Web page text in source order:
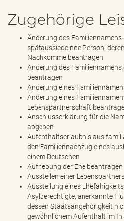
Zugehörige
Änderung des Familiennamens
spätaussiedelnde Person,
Nachkomme beantragen
Änderung des Familiennamens
beantragen
Änderung eines
Änderung eines
Lebenspartnerschaft
Anschlusserklärung für die
abgeben
Aufenthaltserlaubnis aus
den Familiennachzug eines
einem Deutschen
Aufhebung der Ehe beantragen
Ausstellen einer
Ausstellung eines
Asylberechtigte, anerkannte
dessen Staatsangehörigkeit
gewöhnlichem Aufenthalt im